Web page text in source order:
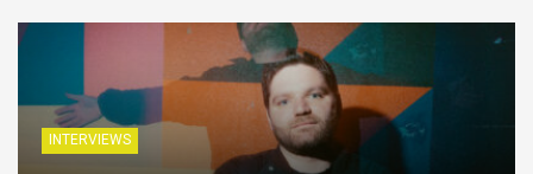
INTERVIEWS